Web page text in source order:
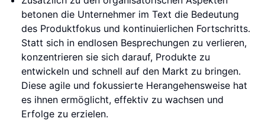
betonen die Unternehmer im Text die Bedeutung
des Produktfokus und kontinuierlichen Fortschritts.
Statt sich in endlosen Besprechungen zu verlieren,
konzentrieren sie sich darauf, Produkte zu
entwickeln und schnell auf den Markt zu bringen.
Diese agile und fokussierte Herangehensweise hat
es ihnen ermöglicht, effektiv zu wachsen und
Erfolge zu erzielen.